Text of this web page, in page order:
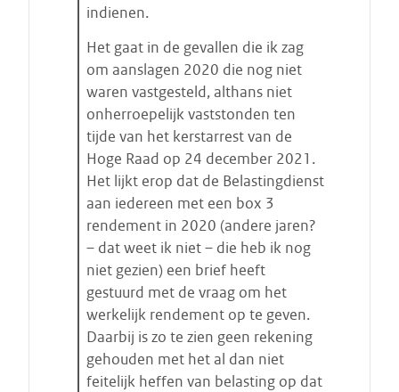
indienen.
Het gaat in de gevallen die ik zag
om aanslagen 2020 die nog niet
waren vastgesteld, althans niet
onherroepelijk vaststonden ten
tijde van het kerstarrest van de
Hoge Raad op 24 december 2021.
Het lijkt erop dat de Belastingdienst
aan iedereen met een box 3
rendement in 2020 (andere jaren?
– dat weet ik niet – die heb ik nog
niet gezien) een brief heeft
gestuurd met de vraag om het
werkelijk rendement op te geven.
Daarbij is zo te zien geen rekening
gehouden met het al dan niet
feitelijk heffen van belasting op dat